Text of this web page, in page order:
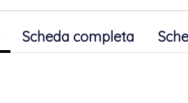
Scheda completa